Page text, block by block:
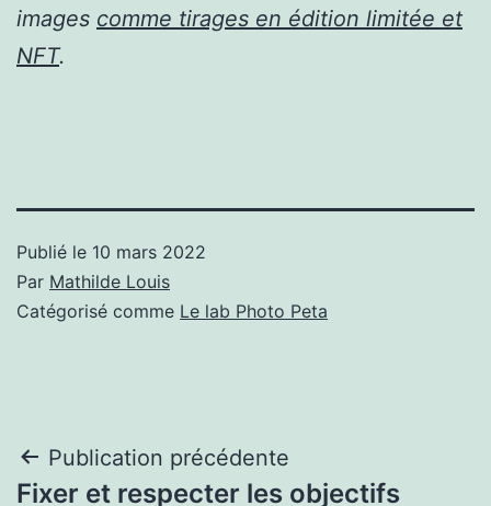
images comme tirages en édition limitée et
NFT.
Publié le 10 mars 2022
Par Mathilde Louis
Catégorisé comme Le lab Photo Peta
Navigation
Publication précédente
Fixer et respecter les objectifs